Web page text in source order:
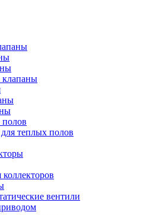
клапаны
теплых полов
вентили